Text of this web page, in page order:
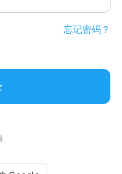
忘记密码？